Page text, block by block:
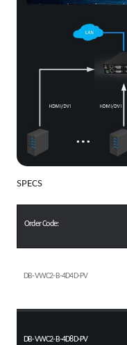
SPECS
Order Code:
DB-VWC2-B-4D4D-PV
DB-VWC2-B-4D8D-PV